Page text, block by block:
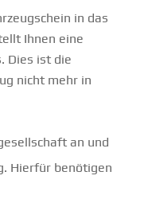
in das
Ihnen eine
Dies ist die
nicht mehr in
an und
Hierfür benötigen